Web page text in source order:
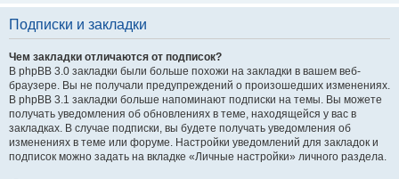
Подписки и закладки
Чем закладки отличаются от подписок?
В phpBB 3.0 закладки были больше похожи на закладки в вашем веб-
браузере. Вы не получали предупреждений о произошедших изменениях.
В phpBB 3.1 закладки больше напоминают подписки на темы. Вы можете
получать уведомления об обновлениях в теме, находящейся у вас в
закладках. В случае подписки, вы будете получать уведомления об
изменениях в теме или форуме. Настройки уведомлений для закладок и
подписок можно задать на вкладке «Личные настройки» личного раздела.